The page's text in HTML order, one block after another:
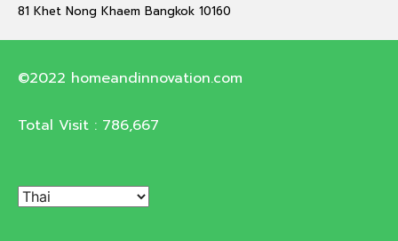
81 Khet Nong Khaem Bangkok 10160
©2022 homeandinnovation.com
Total Visit : 786,667